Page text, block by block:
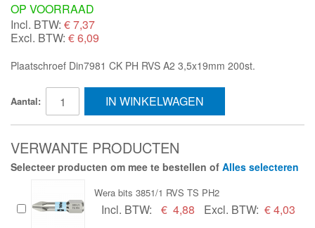
OP VOORRAAD
Incl. BTW: €7,37
Excl. BTW: € 6,09
Plaatschroef Din7981 CK PH RVS A2 3,5x19mm 200st.
Aantal: IN WINKELWAGEN
VERWANTE PRODUCTEN
Selecteer producten om mee te bestellen of Alles selecteren
Wera bits 3851/1 RVS TS PH2
Incl. BTW: € 4,88 Excl. BTW: € 4,03